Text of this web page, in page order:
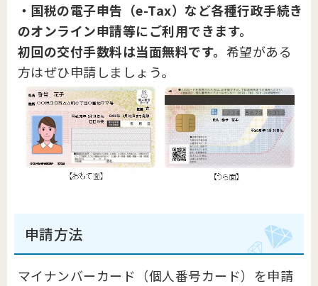
・国税の電子申告（e-Tax）など各種行政手続き
のオンライン申請等にご利用できます。
初回の交付手数料は当面無料です。 希望がある
方はぜひ申請しましょう。
申請方法
マイナンバーカード（個人番号カード）を申請